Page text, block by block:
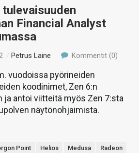
Financial Analyst
/Petrus Laine Kommentit (0)
vuodoissa pyörineiden
koodinimet, Zen 6:n
ja antoi viitteitä myös Zen 7:sta
näytönohjaimista.
Point Helios Medusa
Radeon